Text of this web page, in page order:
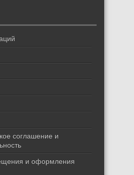
соглашение и
и оформления